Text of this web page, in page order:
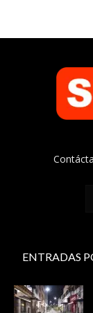
ENTRADAS